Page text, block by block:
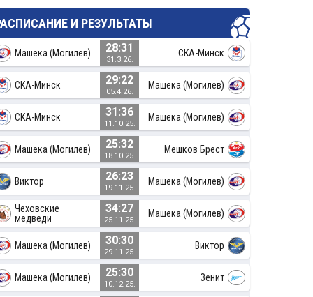
И РЕЗУЛЬТАТЫ
Машека (Могилев) 28:31
31.3.26.
СКА-Минск
СКА-Минск 29:22
05.4.26.
Машека (Могилев)
СКА-Минск 31:36
11.10.25.
Машека (Могилев)
Машека (Могилев) 25:32
18.10.25.
Мешков Брест
Виктор 26:23
19.11.25.
Машека (Могилев)
Чеховские
медведи
34:27
25.11.25.
Машека (Могилев)
Машека (Могилев) 30:30
29.11.25.
Виктор
Машека (Могилев) 25:30
10.12.25.
Зенит